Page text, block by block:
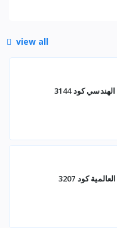
view all
كود 3144
كود 3207